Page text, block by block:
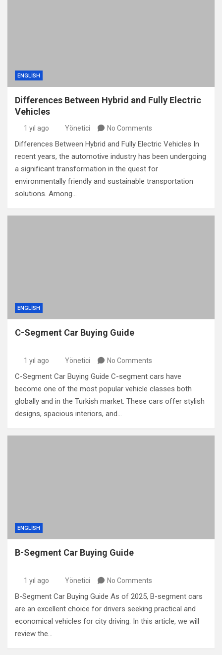
ENGLISH
Differences Between Hybrid and Fully Electric
Vehicles
1 yıl ago Yönetici No Comments
Differences Between Hybrid and Fully Electric Vehicles In
recent years, the automotive industry has been undergoing
a significant transformation in the quest for
environmentally friendly and sustainable transportation
solutions. Among…
ENGLISH
C-Segment Car Buying Guide
1 yıl ago Yönetici No Comments
C-Segment Car Buying Guide C-segment cars have
become one of the most popular vehicle classes both
globally and in the Turkish market. These cars offer stylish
designs, spacious interiors, and…
ENGLISH
B-Segment Car Buying Guide
1 yıl ago Yönetici No Comments
B-Segment Car Buying Guide As of 2025, B-segment cars
are an excellent choice for drivers seeking practical and
economical vehicles for city driving. In this article, we will
review the…